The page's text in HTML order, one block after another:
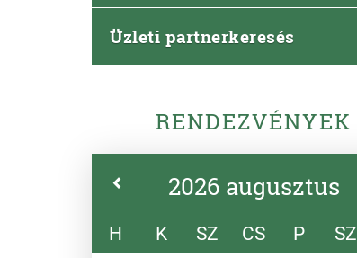
Üzleti partnerkeresés
RENDEZVÉNYEK
2026 augusztus
H K SZ CS P SZ